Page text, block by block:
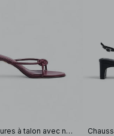
Chaussures à talon avec nœud